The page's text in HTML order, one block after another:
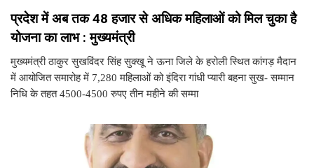
प्रदेश में अब तक 48 हजार से अधिक महिलाओं को मिल चुका है
योजना का लाभ : मुख्यमंत्री
मुख्यमंत्री ठाकुर सुखविंदर सिंह सुक्खू ने ऊना जिले के हरोली स्थित कांगड़ मैदान
में आयोजित समारोह में 7,280 महिलाओं को इंदिरा गांधी प्यारी बहना सुख- सम्मान
निधि के तहत 4500-4500 रुपए तीन महीने की सम्मा